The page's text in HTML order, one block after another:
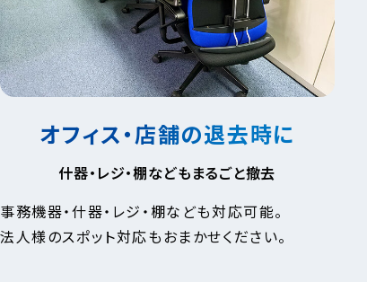
オフィス・店舗の退去時に
什器・レジ・棚などもまるごと撤去
事務機器・什器・レジ・棚なども対応可能。
法人様のスポット対応もおまかせください。